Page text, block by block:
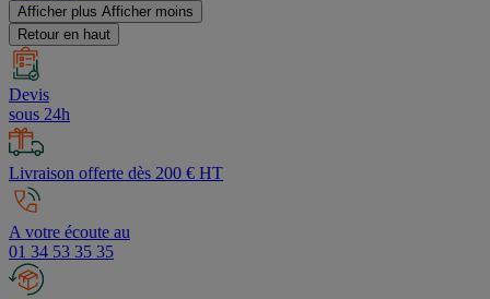
Afficher plus Afficher moins
Retour en haut
Devis
sous 24h
Livraison offerte dès 200 € HT
A votre écoute au
01 34 53 35 35